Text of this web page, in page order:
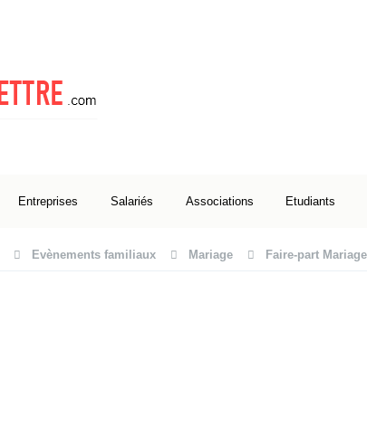
Entreprises Salariés Associations Etudiants
Evènements familiaux Mariage Faire-part Mariage